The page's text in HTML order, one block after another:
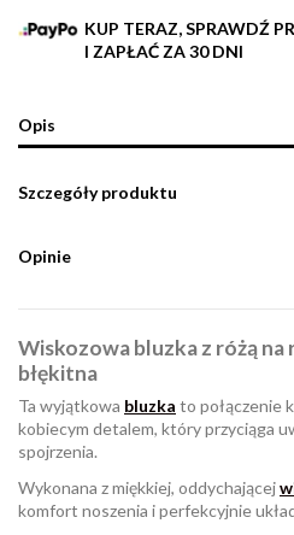
KUP TERAZ, SPRAWDŹ
I ZAPŁAĆ ZA 30 DNI
Opis
Szczegóły produktu
Opinie
Wiskozowa bluzka z różą na
błękitna
Ta wyjątkowa bluzka to połączenie
kobiecym detalem, który przyciąga
spojrzenia.
Wykonana z miękkiej, oddychającej
komfort noszenia i perfekcyjnie